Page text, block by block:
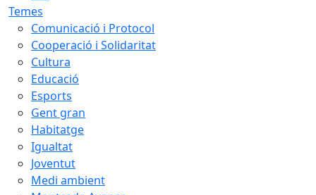
Temes
Comunicació i Protocol
Cooperació i Solidaritat
Cultura
Educació
Esports
Gent gran
Habitatge
Igualtat
Joventut
Medi ambient